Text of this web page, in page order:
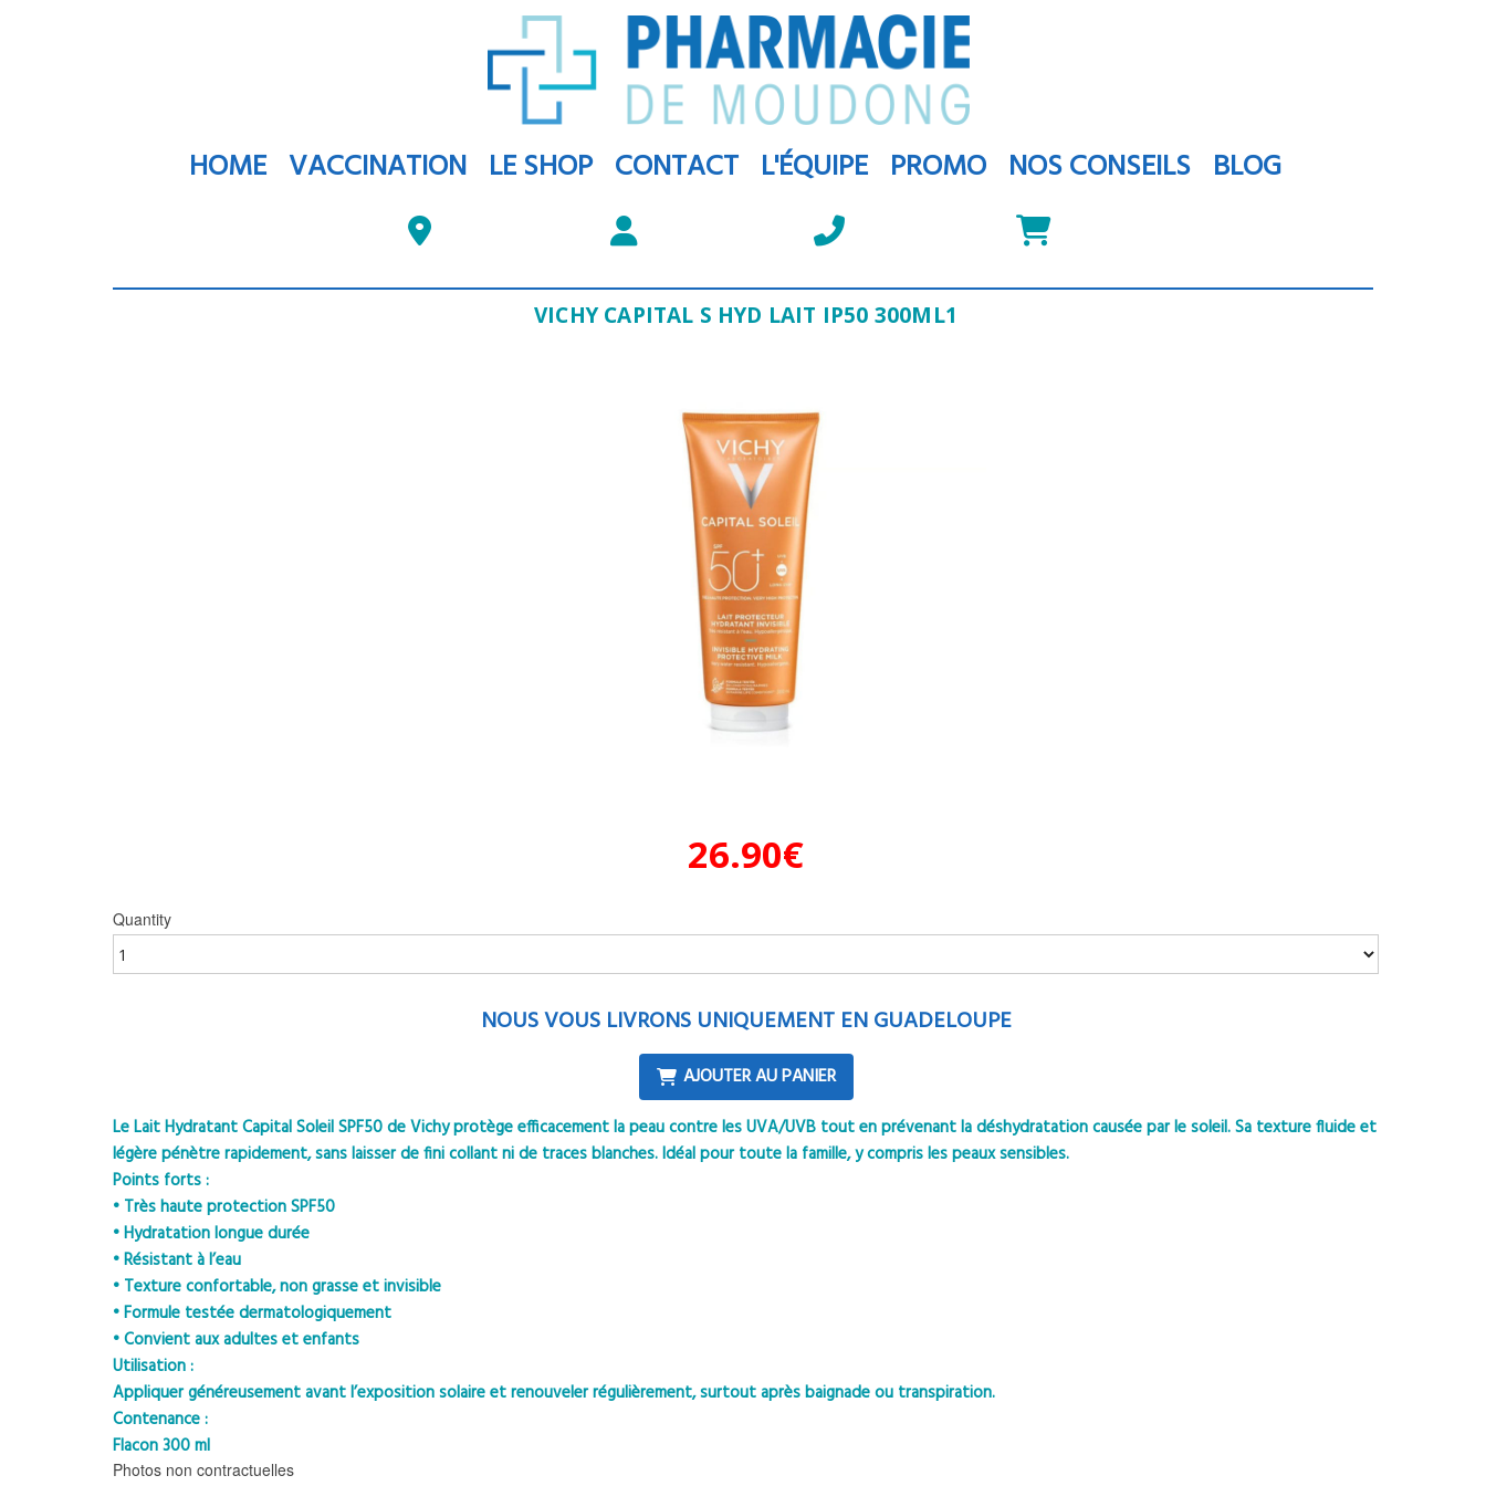
HOME VACCINATION LE SHOP CONTACT L'ÉQUIPE PROMO NOS CONSEILS BLOG
VICHY CAPITAL S HYD LAIT IP50 300ML1
26.90€
Quantity
NOUS VOUS LIVRONS UNIQUEMENT EN GUADELOUPE
AJOUTER AU PANIER
Le Lait Hydratant Capital Soleil SPF50 de Vichy protège efficacement la peau contre les UVA/UVB tout en prévenant la déshydratation causée par le soleil. Sa texture fluide et
légère pénètre rapidement, sans laisser de fini collant ni de traces blanches. Idéal pour toute la famille, y compris les peaux sensibles.
Points forts :
• Très haute protection SPF50
• Hydratation longue durée
• Résistant à l’eau
• Texture confortable, non grasse et invisible
• Formule testée dermatologiquement
• Convient aux adultes et enfants
Utilisation :
Appliquer généreusement avant l’exposition solaire et renouveler régulièrement, surtout après baignade ou transpiration.
Contenance :
Flacon 300 ml
Photos non contractuelles